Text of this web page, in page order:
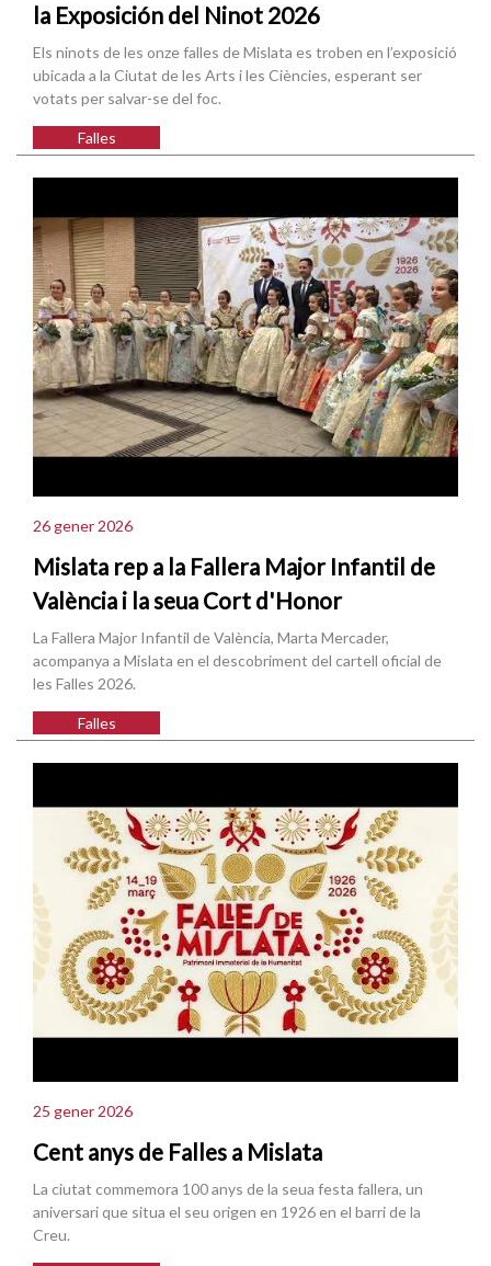
la Exposición del Ninot 2026
Els ninots de les onze falles de Mislata es troben en l’exposició
ubicada a la Ciutat de les Arts i les Ciències, esperant ser
votats per salvar-se del foc.
Falles
26 gener 2026
Mislata rep a la Fallera Major Infantil de
València i la seua Cort d'Honor
La Fallera Major Infantil de València, Marta Mercader,
acompanya a Mislata en el descobriment del cartell oficial de
les Falles 2026.
Falles
25 gener 2026
Cent anys de Falles a Mislata
La ciutat commemora 100 anys de la seua festa fallera, un
aniversari que situa el seu origen en 1926 en el barri de la
Creu.